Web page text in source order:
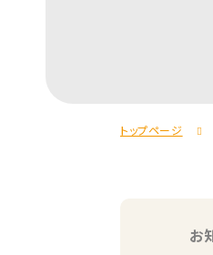
トップページ
お